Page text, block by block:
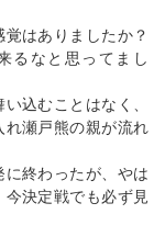
はありましたか？
るなと思ってまし
込むことはなく、
れ瀬戸熊の親が流れ
終わったが、やは
今決定戦でも必ず見